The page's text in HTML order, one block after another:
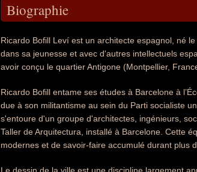
Biographie
Ricardo Bofill Leví est un architecte espagnol, né
dans sa jeunesse et avec d'autres intellectuels
avoir conçu le quartier Antigone (Montpellier,
Ricardo Bofill entame ses études à Barcelone à
due à son militantisme au sein du Parti socialiste
s'entoure d'un groupe d'architectes, ingénieurs,
Taller de Arquitectura, installé à Barcelone. Cette
modernes et de savoir-faire accumulé durant plus